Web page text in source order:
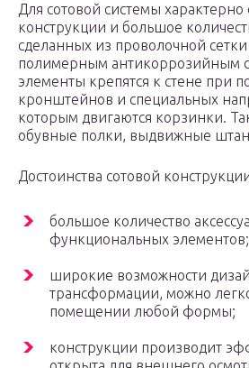
Для сотовой системы характерно
конструкции и большое
сделанных из проволочной
полимерным антикоррозийным
элементы крепятся к стене при
кронштейнов и специальных
которым двигаются корзинки.
обувные полки, выдвижные
Достоинства сотовой
большое количество
функциональных элементов;
широкие возможности
трансформации, можно
помещении любой формы;
конструкции производит